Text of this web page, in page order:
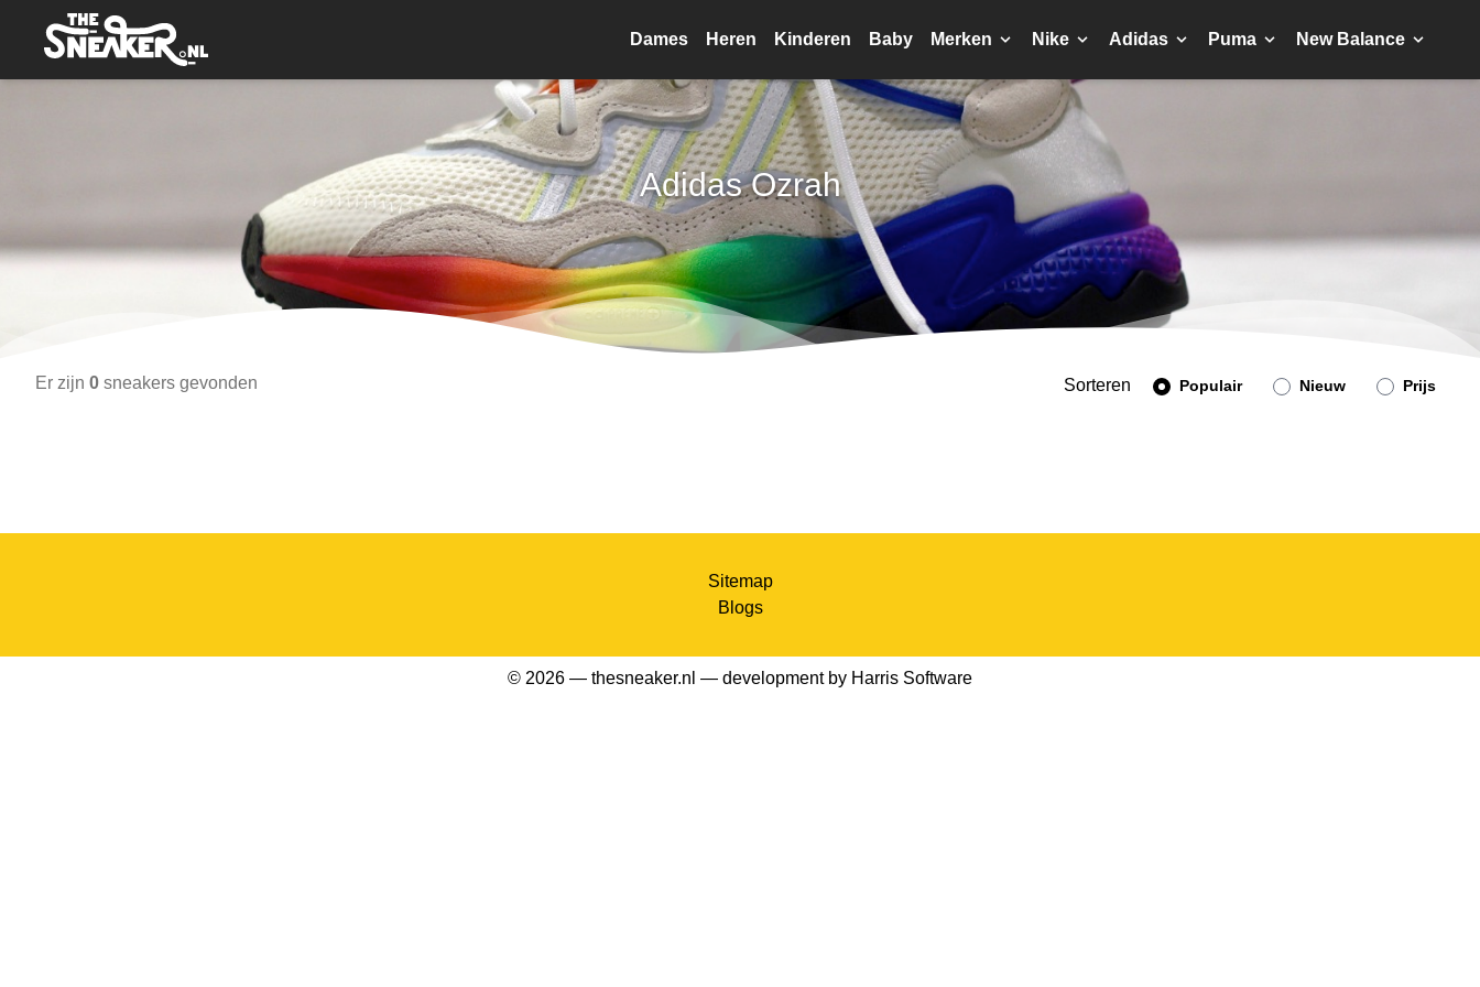
Dames Heren Kinderen Baby Merken Nike Adidas Puma New Balance
Adidas Ozrah
Er zijn 0 sneakers gevonden Sorteren Populair Nieuw Prijs
Sitemap
Blogs
© 2026 — thesneaker.nl — development by Harris Software